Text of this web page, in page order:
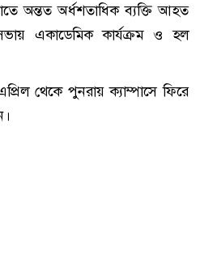
অন্তত অর্ধশতাধিক ব্যক্তি আহত
একাডেমিক কার্যক্রম ও হল
থেকে পুনরায় ক্যাম্পাসে ফিরে